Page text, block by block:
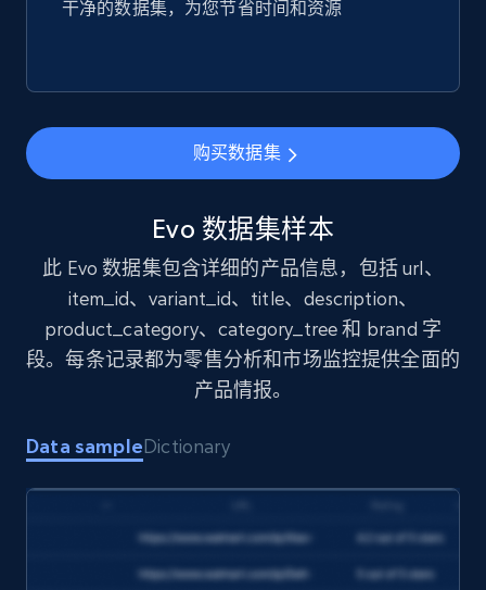
price, Final price, Final price high, Currency, and
more.
eCommerce
254+
Amazon products search
price, Currency, Sold, and more.
干净的数据集，为您节省时间和资源
购买数据集
Evo 数据集样本
此 Evo 数据集包含详细的产品信息，包括 url、
item_id、variant_id、title、description、
product_category、category_tree 和 brand 字
段。每条记录都为零售分析和市场监控提供全面的
产品情报。
Data sampleDictionary